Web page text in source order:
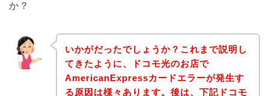
か？
いかがだったでしょうか？これまで説明し
てきたように、ドコモ光のお店で
AmericanExpressカードエラーが発生す
る原因は様々あります。後は、下記ドコモ